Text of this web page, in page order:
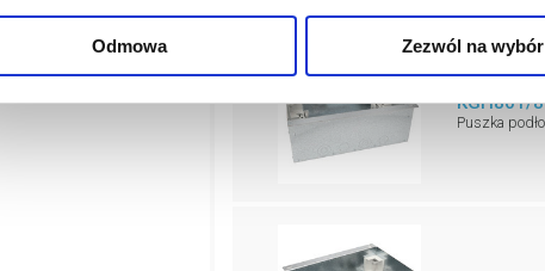
Odmowa Zezwól na wybór
KGH801/8
Puszka